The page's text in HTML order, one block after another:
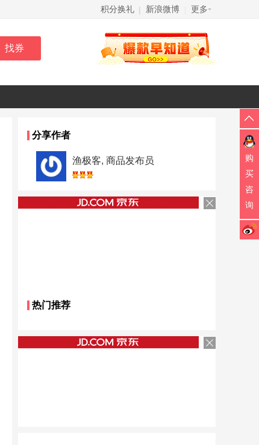
积分换礼 | 新浪微博 更多
分享作者
渔极客, 商品发布员
热门推荐
购
买
咨
询